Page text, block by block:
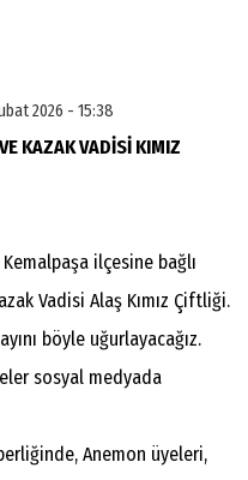
2026 - 15:38
KAZAK VADİSİ KIMIZ
ilçesine bağlı
Vadisi Alaş Kımız Çiftliği.
böyle uğurlayacağız.
sosyal medyada
Anemon üyeleri,